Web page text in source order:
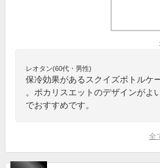
レオタン(60代・男性)
保冷効果があるスクイズボトルケ
。ポカリスエットのデザインがよ
でおすすめです。
全